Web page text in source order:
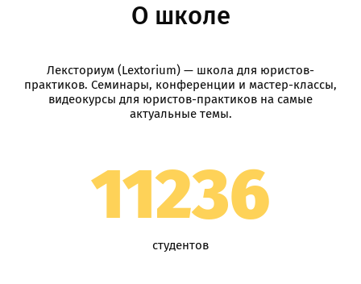
О школе
Лексториум (Lextorium) — школа для юристов-
практиков. Семинары, конференции и мастер-классы,
видеокурсы для юристов-практиков на самые
актуальные темы.
11236
студентов